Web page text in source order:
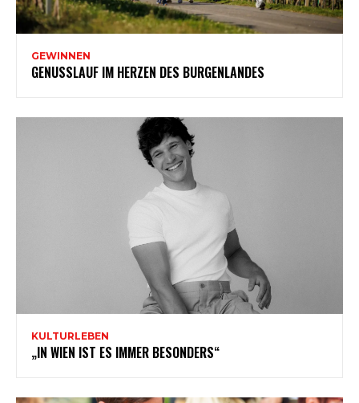
GEWINNEN
GENUSSLAUF IM HERZEN DES BURGENLANDES
KULTURLEBEN
„IN WIEN IST ES IMMER BESONDERS“